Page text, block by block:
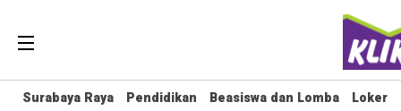
Surabaya Raya Pendidikan Beasiswa dan Lomba Loker
Surabaya Raya Pendidikan Beasiswa dan Lomba Loker